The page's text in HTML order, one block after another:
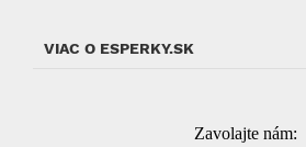
VIAC O ESPERKY.SK
Zavolajte nám: